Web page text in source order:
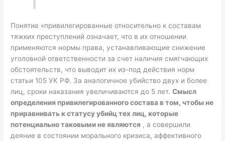
Понятие «привилегированные относительно к составам
тяжких преступлений означает, что в их отношении
применяются нормы права, устанавливающие снижение
уголовной ответственности за счет наличия смягчающих
обстоятельств, что выводит их из-под действия норм
статьи 105 УК РФ. За аналогичное убийство двух и более
лиц, сроки наказания увеличиваются до 5 лет.Смысл
определения привилегированного состава в том, чтобы не
приравнивать к статусу убийц тех лиц, которые
потенциально таковыми не являются , а совершили
деяние в состоянии морального кризиса, аффективного